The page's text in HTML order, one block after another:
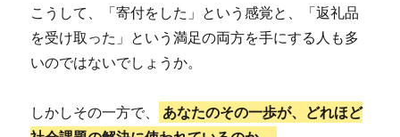
こうして、「寄付をした」という感覚と、「返礼品
を受け取った」という満足の両方を手にする人も多
いのではないでしょうか。
しかしその一方で、
あなたのその一歩が、どれほど